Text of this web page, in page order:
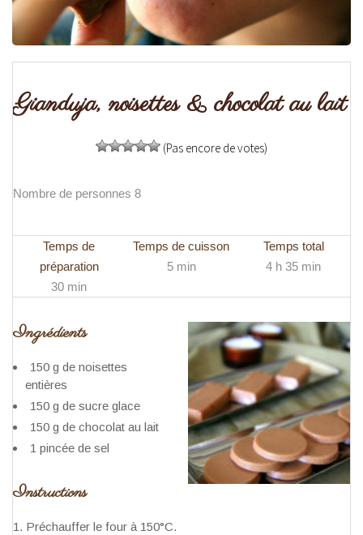
Gianduja, noisettes & chocolat au lait
(Pas encore de votes)
Nombre de personnes 8
Temps de
préparation
30 min
Temps de cuisson
5 min
Temps total
4 h 35 min
Ingrédients
150 g de noisettes
entières
150 g de sucre glace
150 g de chocolat au lait
1 pincée de sel
Instructions
Préchauffer le four à 150°C.